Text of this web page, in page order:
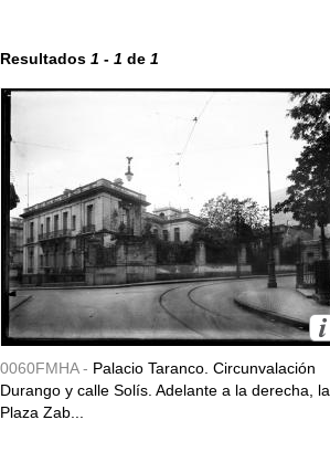
Resultados 1 - 1 de 1
0060FMHA - Palacio Taranco. Circunvalación
Durango y calle Solís. Adelante a la derecha, la
Plaza Zab...